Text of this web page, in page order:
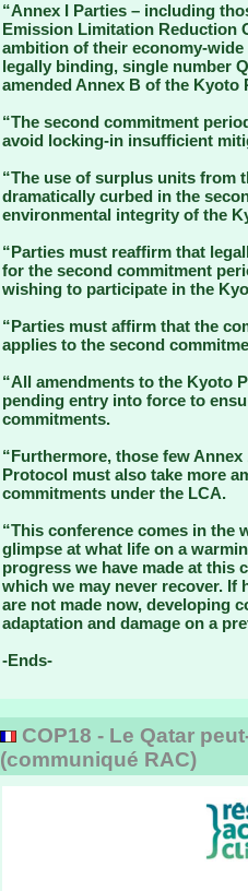
“Annex I Parties – including
Emission Limitation Reduction
ambition of their economy-
legally binding, single number
amended Annex B of the Kyoto
“The second commitment
avoid locking-in insufficient
“The use of surplus units from
dramatically curbed in the
environmental integrity of the
“Parties must reaffirm that
for the second commitment
wishing to participate in the
“Parties must affirm that the
applies to the second
“All amendments to the Kyoto
pending entry into force to
commitments.
“Furthermore, those few
Protocol must also take more
commitments under the LCA.
“This conference comes in the
glimpse at what life on a
progress we have made at this
which we may never recover.
are not made now, developing
adaptation and damage on a
-Ends-
COP18 - Le Qatar
(communiqué RAC)